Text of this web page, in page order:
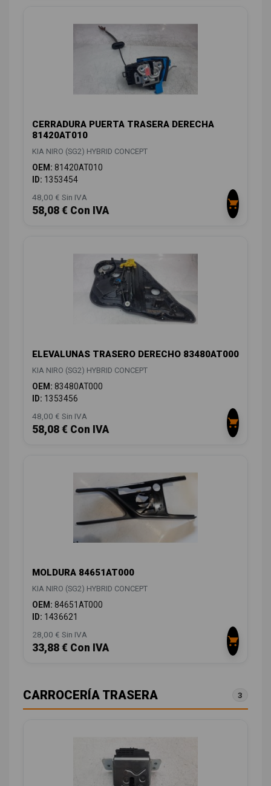
CERRADURA PUERTA TRASERA DERECHA
81420AT010
KIA NIRO (SG2) HYBRID CONCEPT
OEM: 81420AT010
ID: 1353454
48,00 € Sin IVA
58,08 € Con IVA
ELEVALUNAS TRASERO DERECHO 83480AT000
KIA NIRO (SG2) HYBRID CONCEPT
OEM: 83480AT000
ID: 1353456
48,00 € Sin IVA
58,08 € Con IVA
MOLDURA 84651AT000
KIA NIRO (SG2) HYBRID CONCEPT
OEM: 84651AT000
ID: 1436621
28,00 € Sin IVA
33,88 € Con IVA
CARROCERÍA TRASERA 3